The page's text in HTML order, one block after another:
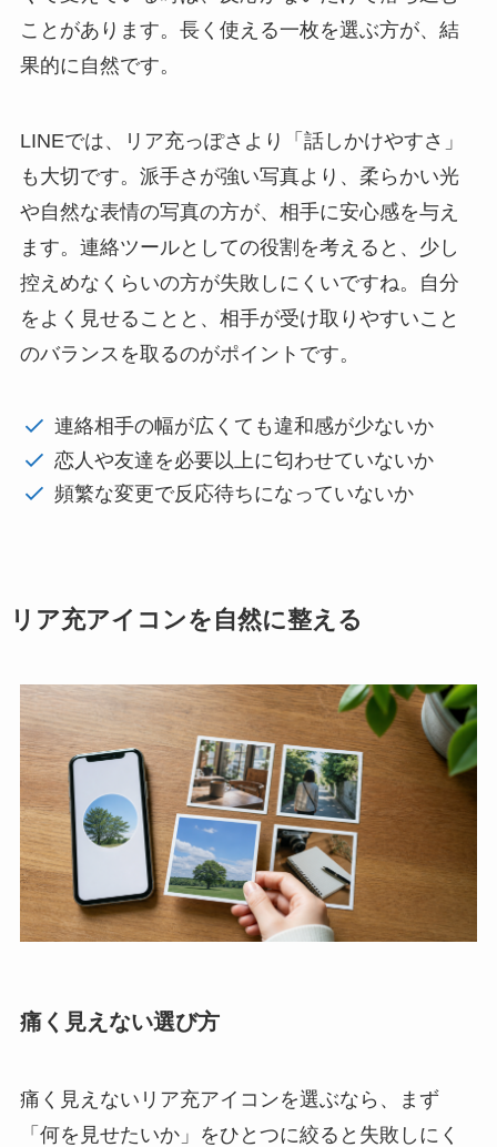
ことがあります。長く使える一枚を選ぶ方が、結
果的に自然です。
LINEでは、リア充っぽさより「話しかけやすさ」
も大切です。派手さが強い写真より、柔らかい光
や自然な表情の写真の方が、相手に安心感を与え
ます。連絡ツールとしての役割を考えると、少し
控えめなくらいの方が失敗しにくいですね。自分
をよく見せることと、相手が受け取りやすいこと
のバランスを取るのがポイントです。
連絡相手の幅が広くても違和感が少ないか
恋人や友達を必要以上に匂わせていないか
頻繁な変更で反応待ちになっていないか
リア充アイコンを自然に整える
痛く見えない選び方
痛く見えないリア充アイコンを選ぶなら、まず
「何を見せたいか」をひとつに絞ると失敗しにく